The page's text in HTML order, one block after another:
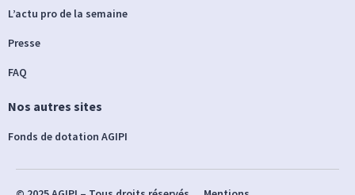
L’actu pro de la semaine
Presse
FAQ
Nos autres sites
Fonds de dotation AGIPI